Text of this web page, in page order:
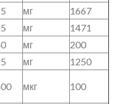
мг
1667
мг
1471
мг
200
мг
1250
мкг 100